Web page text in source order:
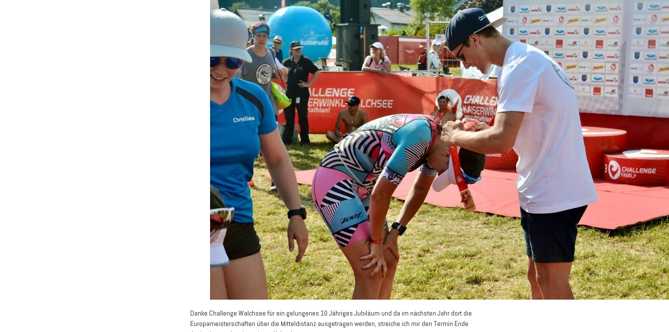
Danke Challenge Walchsee für ein gelungenes 10 Jähriges Jubiläum und da im nächsten Jahr dort die
Europameisterschaften über die Mitteldistanz ausgetragen werden, streiche ich mir den Termin Ende